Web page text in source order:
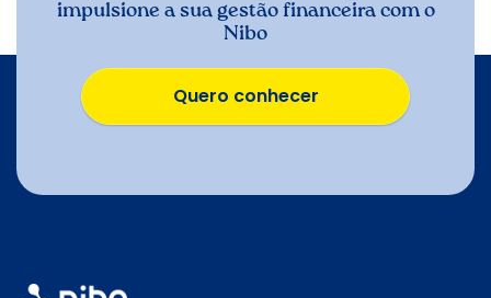
impulsione a sua gestão financeira com o
Nibo
Quero conhecer